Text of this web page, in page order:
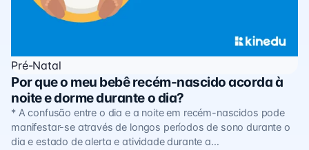
Pré-Natal
Por que o meu bebê recém-nascido acorda à
noite e dorme durante o dia?
* A confusão entre o dia e a noite em recém-nascidos pode
manifestar-se através de longos períodos de sono durante o
dia e estado de alerta e atividade durante a…